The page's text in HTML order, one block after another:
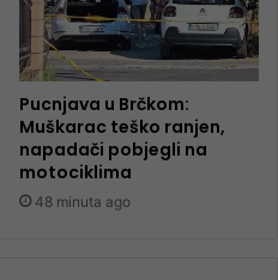
Pucnjava u Brčkom:
Muškarac teško ranjen,
napadači pobjegli na
motociklima
48 minuta ago